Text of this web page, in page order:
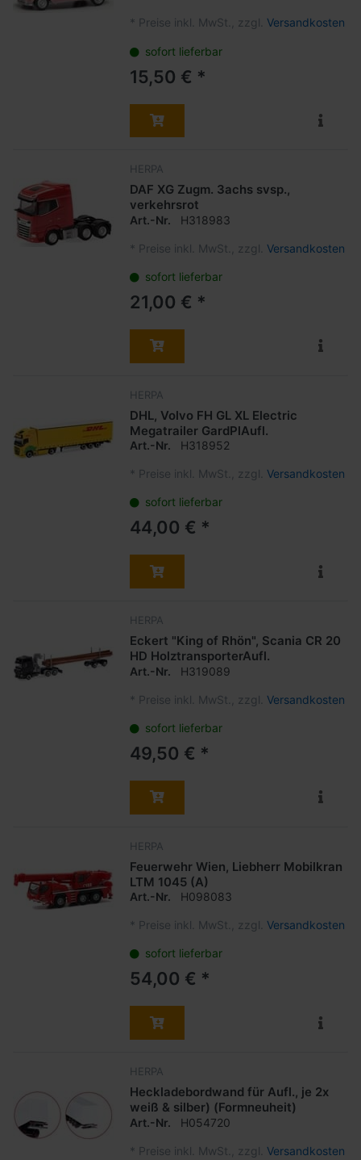
* Preise inkl. MwSt., zzgl. Versandkosten
sofort lieferbar
15,50 € *
HERPA
DAF XG Zugm. 3achs svsp.,
verkehrsrot
Art.-Nr. H318983
* Preise inkl. MwSt., zzgl. Versandkosten
sofort lieferbar
21,00 € *
HERPA
DHL, Volvo FH GL XL Electric
Megatrailer GardPlAufl.
Art.-Nr. H318952
* Preise inkl. MwSt., zzgl. Versandkosten
sofort lieferbar
44,00 € *
HERPA
Eckert "King of Rhön", Scania CR 20
HD HolztransporterAufl.
Art.-Nr. H319089
* Preise inkl. MwSt., zzgl. Versandkosten
sofort lieferbar
49,50 € *
HERPA
Feuerwehr Wien, Liebherr Mobilkran
LTM 1045 (A)
Art.-Nr. H098083
* Preise inkl. MwSt., zzgl. Versandkosten
sofort lieferbar
54,00 € *
HERPA
Heckladebordwand für Aufl., je 2x
weiß & silber) (Formneuheit)
Art.-Nr. H054720
* Preise inkl. MwSt., zzgl. Versandkosten